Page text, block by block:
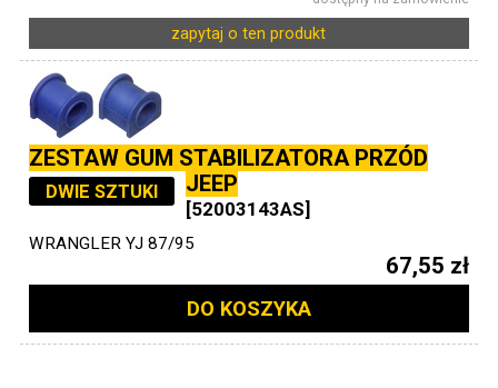
zapytaj o ten produkt
ZESTAW GUM STABILIZATORA PRZÓD
JEEP
DWIE SZTUKI
[52003143AS]
WRANGLER YJ 87/95
67,55 zł
DO KOSZYKA